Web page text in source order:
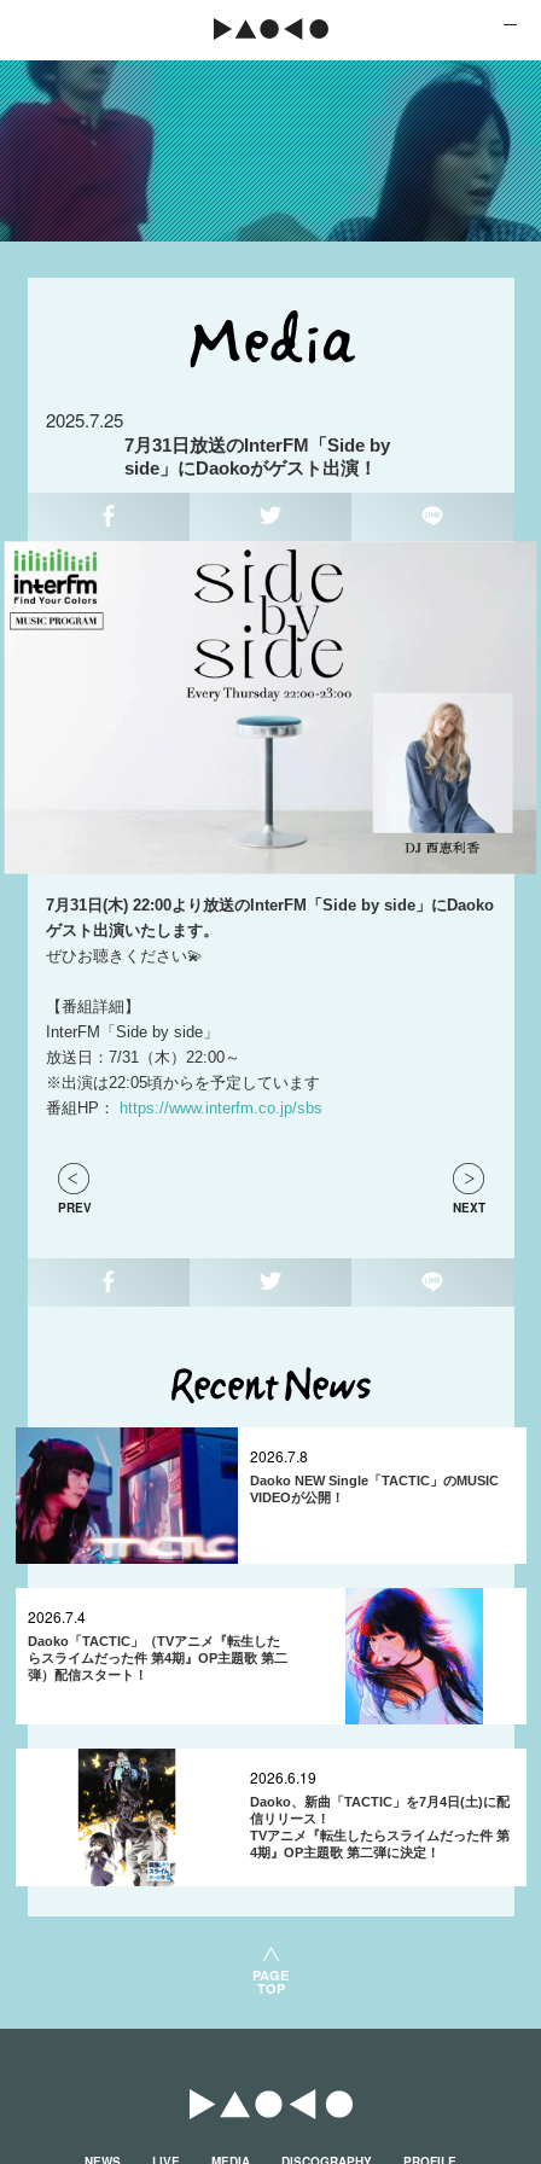
2025.7.25
7月31日放送のInterFM「Side by
side」にDaokoがゲスト出演！
‎7月31日(木) 22:00より放送のInterFM「Side by side」にDaoko
ゲスト出演いたします。
‎ぜひお聴きください💫
【番組詳細】
‎‎InterFM「Side by side」
‎放送日：7/31（木）22:00～
‎※出演は22:05頃からを予定しています
‎番組HP：
⁦‪https://www.interfm.co.jp/sbs
PREV NEXT
2026.7.8
Daoko NEW Single「TACTIC」のMUSIC
VIDEOが公開！
2026.7.4
Daoko「TACTIC」（TVアニメ『転生した
らスライムだった件 第4期』OP主題歌 第二
弾）配信スタート！
2026.6.19
Daoko、新曲「TACTIC」を7月4日(土)に配
信リリース！
TVアニメ『転生したらスライムだった件 第
4期』OP主題歌 第二弾に決定！
PAGE
TOP